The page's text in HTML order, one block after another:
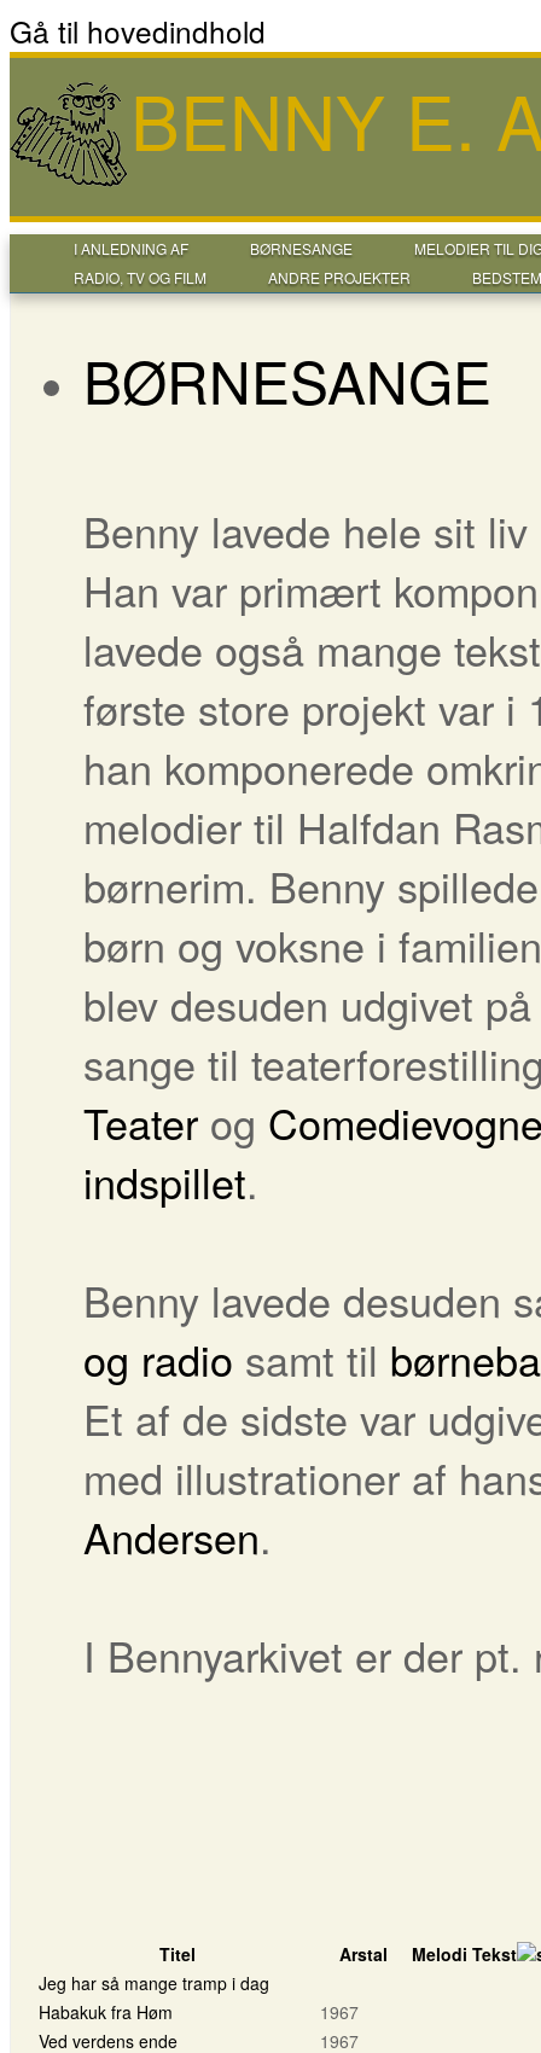
Gå til hovedindhold
BENNY E.
I ANLEDNING AF BØRNESANGE
MELODIER TIL
RADIO, TV OG FILM
ANDRE PROJEKTER
BØRNESANGE
Benny lavede hele sit
Han var primært
lavede også mange
første store projekt var i
han komponerede
melodier til Halfdan
børnerim. Benny
børn og voksne i
blev desuden udgivet
sange til
Teater og
indspillet.
Benny lavede desuden
og radio samt til
Et af de sidste var
med illustrationer af
Andersen.
I Bennyarkivet er der
Titel Arstal Melodi Tekst
Jeg har så mange tramp i dag
Habakuk fra Høm
1967
Ved verdens ende
1967